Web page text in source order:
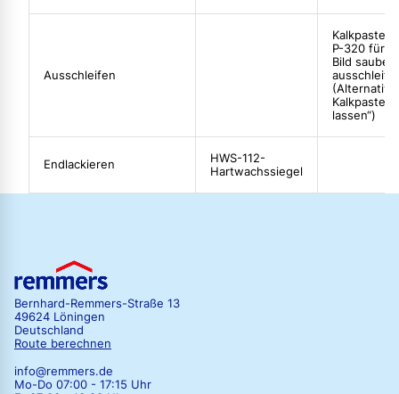
Ausschleifen
Kalkpaste
P-320 für
Bild sauber
(Alternativ
Kalkpaste
lassen“)
Endlackieren
HWS-112-
Hartwachssiegel
Bernhard-Remmers-Straße 13
49624 Löningen
Deutschland
Route berechnen
info@remmers.de
Mo-Do 07:00 - 17:15 Uhr